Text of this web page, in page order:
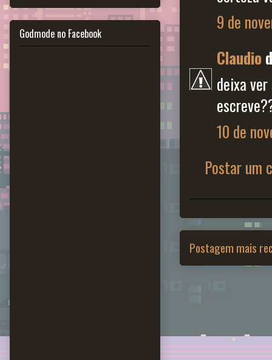
9 de
Claudio
deixa
10 de
Postar um
Postagem mais
Godmode no Facebook